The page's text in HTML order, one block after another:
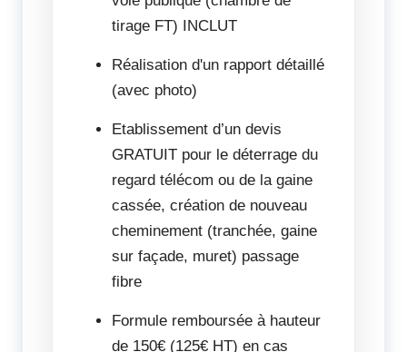
tirage FT) INCLUT
Réalisation d'un rapport détaillé
(avec photo)
Etablissement d’un devis
GRATUIT pour le déterrage du
regard télécom ou de la gaine
cassée, création de nouveau
cheminement (tranchée, gaine
sur façade, muret) passage
fibre
Formule remboursée à hauteur
de 150€ (125€ HT) en cas